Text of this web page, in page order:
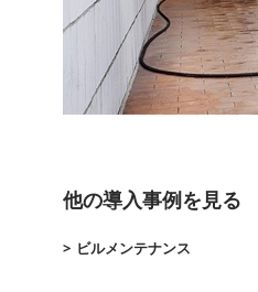
他の導入事例を見る
ビルメンテナンス